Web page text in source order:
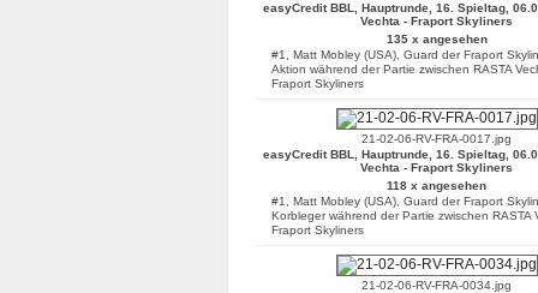
easyCredit BBL, Hauptrunde, 16. Spieltag,
Vechta - Fraport Skyliners
135 x angesehen
#1, Matt Mobley (USA), Guard der Fraport
Aktion während der Partie zwischen RASTA
Fraport Skyliners
21-02-06-RV-FRA-0017.jpg
easyCredit BBL, Hauptrunde, 16. Spieltag,
Vechta - Fraport Skyliners
118 x angesehen
#1, Matt Mobley (USA), Guard der Fraport
Korbleger während der Partie zwischen RASTA
Fraport Skyliners
21-02-06-RV-FRA-0034.jpg